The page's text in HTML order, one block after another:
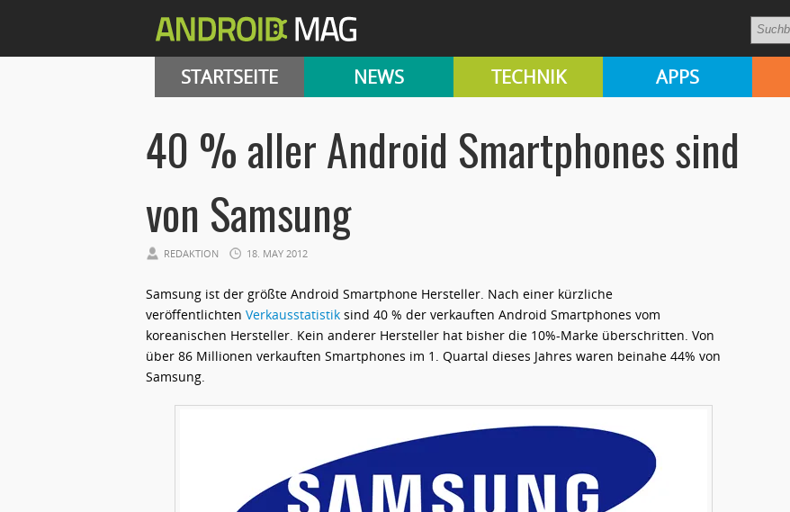
STARTSEITE NEWS TECHNIK APPS
40 % aller Android Smartphones sind
von Samsung
REDAKTION 18. MAY 2012
Samsung ist der größte Android Smartphone Hersteller. Nach einer kürzliche
veröffentlichten Verkausstatistik sind 40 % der verkauften Android Smartphones vom
koreanischen Hersteller. Kein anderer Hersteller hat bisher die 10%-Marke überschritten. Von
über 86 Millionen verkauften Smartphones im 1. Quartal dieses Jahres waren beinahe 44% von
Samsung.